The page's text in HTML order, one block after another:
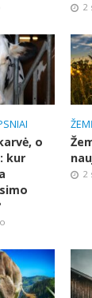
2
o
kur
2